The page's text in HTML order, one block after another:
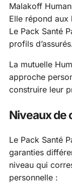
Malakoff
Elle répond aux
Le Pack Santé
profils
La mutuelle
approche
construire leur
Niveaux de
Le Pack Santé
garanties
niveau qui
personnelle :